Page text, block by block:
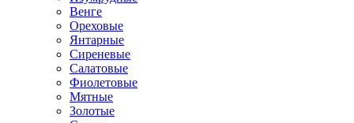
Венге
Ореховые
Янтарные
Сиреневые
Салатовые
Фиолетовые
Мятные
Золотые